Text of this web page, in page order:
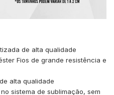
de alta qualidade
Fios de grande resistência e
alta qualidade
sistema de sublimação, sem